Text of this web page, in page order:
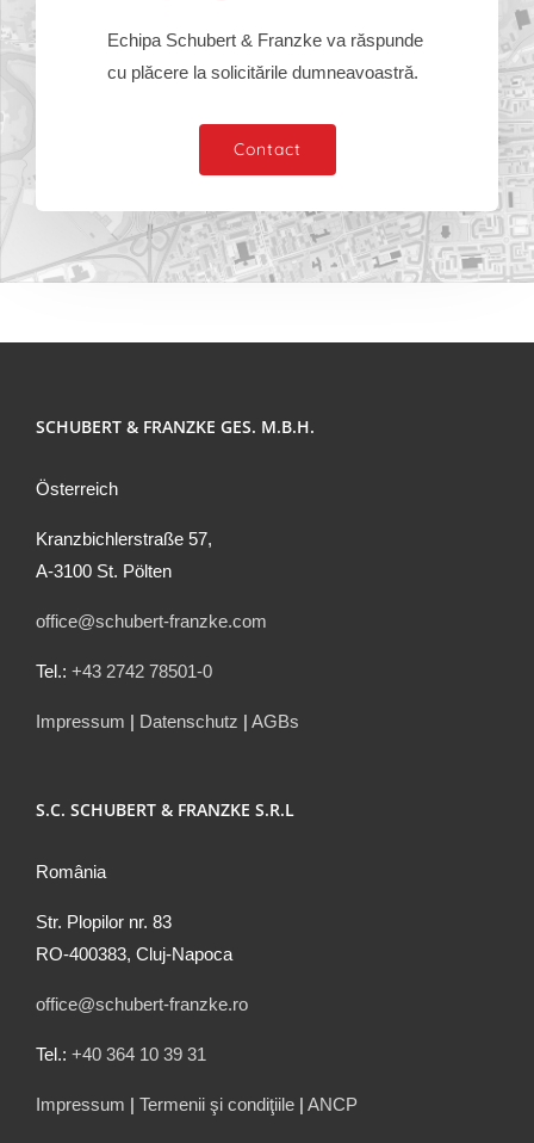
Echipa Schubert & Franzke va răspunde
cu plăcere la solicitările dumneavoastră.
Contact
SCHUBERT & FRANZKE GES. M.B.H.
Österreich
Kranzbichlerstraße 57,
A-3100 St. Pölten
office@schubert-franzke.com
Tel.: +43 2742 78501-0
Impressum | Datenschutz | AGBs
S.C. SCHUBERT & FRANZKE S.R.L
România
Str. Plopilor nr. 83
RO-400383, Cluj-Napoca
office@schubert-franzke.ro
Tel.: +40 364 10 39 31
Impressum | Termenii şi condiţiile | ANCP